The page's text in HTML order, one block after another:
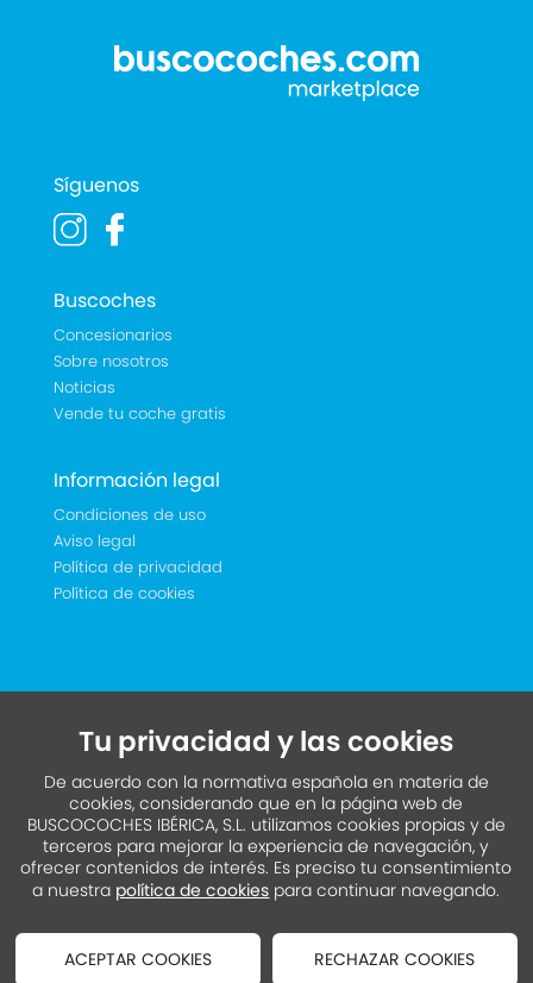
potencia. Híbrido, Manual y 5 puertas.
Síguenos
Buscoches
Concesionarios
Sobre nosotros
Noticias
Vende tu coche gratis
Información legal
Condiciones de uso
Aviso legal
Política de privacidad
Política de cookies
Tu privacidad y las cookies
De acuerdo con la normativa española en materia de
cookies, considerando que en la página web de
BUSCOCOCHES IBÉRICA, S.L. utilizamos cookies propias y de
terceros para mejorar la experiencia de navegación, y
ofrecer contenidos de interés. Es preciso tu consentimiento
a nuestra política de cookies para continuar navegando.
ACEPTAR COOKIES RECHAZAR COOKIES